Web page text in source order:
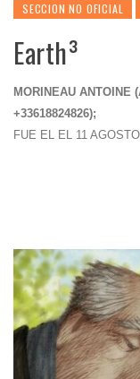
SECCION NO OFICIAL
Earth³
MORINEAU ANTOINE (
+33618824826);
FUE EL EL 11